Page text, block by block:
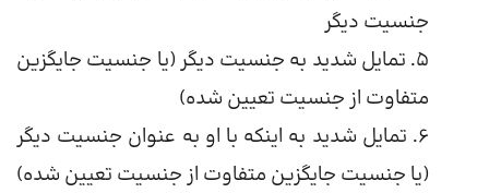
جنسیت دیگر
5. تمایل شدید به جنسیت دیگر (یا جنسیت جایگزین
متفاوت از جنسیت تعیین شده)
6. تمایل شدید به اینکه با او به عنوان جنسیت دیگر
(یا جنسیت جایگزین متفاوت از جنسیت تعیین شده)